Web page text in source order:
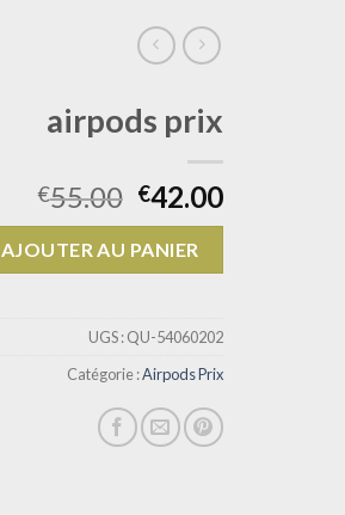
airpods prix
€55.00 €42.00
AJOUTER AU PANIER
UGS :QU-54060202
Catégorie :Airpods Prix